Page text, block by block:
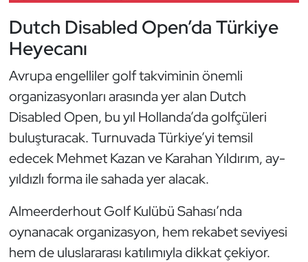
Dutch Disabled Open’da Türkiye
Heyecanı
Avrupa engelliler golf takviminin önemli
organizasyonları arasında yer alan Dutch
Disabled Open, bu yıl Hollanda’da golfçüleri
buluşturacak. Turnuvada Türkiye’yi temsil
edecek Mehmet Kazan ve Karahan Yıldırım, ay-
yıldızlı forma ile sahada yer alacak.
Almeerderhout Golf Kulübü Sahası’nda
oynanacak organizasyon, hem rekabet seviyesi
hem de uluslararası katılımıyla dikkat çekiyor.
Hava Sporları
Hentbol
İşitme Engelli Sporcular
Judo ve Kuraş
Kano ve Rafting
Karate
Kayak